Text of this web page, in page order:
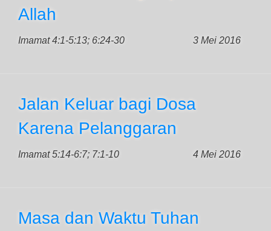
Allah
Imamat 4:1-5:13; 6:24-30 3 Mei 2016
Jalan Keluar bagi Dosa
Karena Pelanggaran
Imamat 5:14-6:7; 7:1-10 4 Mei 2016
Masa dan Waktu Tuhan